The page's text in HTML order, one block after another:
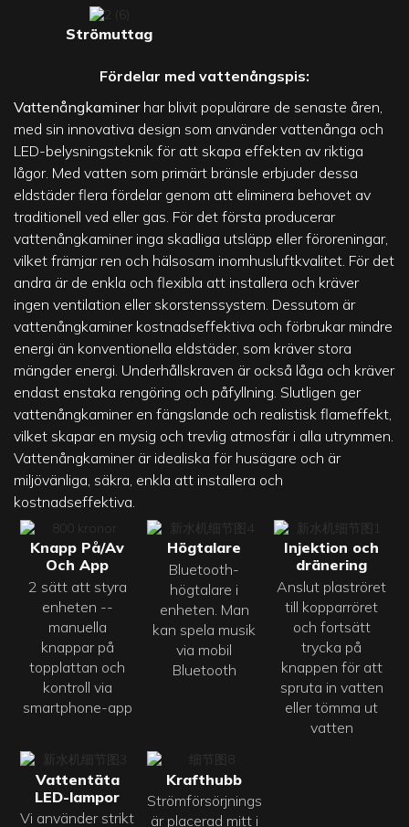
Strömuttag
Fördelar med vattenångspis:
Vattenångkaminerhar blivit populärare de senaste åren,
med sin innovativa design som använder vattenånga och
LED-belysningsteknik för att skapa effekten av riktiga
lågor. Med vatten som primärt bränsle erbjuder dessa
eldstäder flera fördelar genom att eliminera behovet av
traditionell ved eller gas. För det första producerar
vattenångkaminer inga skadliga utsläpp eller föroreningar,
vilket främjar ren och hälsosam inomhusluftkvalitet. För det
andra är de enkla och flexibla att installera och kräver
ingen ventilation eller skorstenssystem. Dessutom är
vattenångkaminer kostnadseffektiva och förbrukar mindre
energi än konventionella eldstäder, som kräver stora
mängder energi. Underhållskraven är också låga och kräver
endast enstaka rengöring och påfyllning. Slutligen ger
vattenångkaminer en fängslande och realistisk flameffekt,
vilket skapar en mysig och trevlig atmosfär i alla utrymmen.
Vattenångkaminer är idealiska för husägare och är
miljövänliga, säkra, enkla att installera och
kostnadseffektiva.
Knapp På/Av
Och App
2 sätt att styra
enheten --
manuella
knappar på
topplattan och
kontroll via
smartphone-app
Högtalare
Bluetooth-
högtalare i
enheten. Man
kan spela musik
via mobil
Bluetooth
Injektion och
dränering
Anslut plaströret
till kopparröret
och fortsätt
trycka på
knappen för att
spruta in vatten
eller tömma ut
vatten
Vattentäta
LED-lampor
Vi använder strikt
Krafthubb
Strömförsörjningsenheten
är placerad mitt i